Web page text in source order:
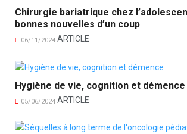
Chirurgie bariatrique chez
bonnes nouvelles d’un coup
06/11/2024 ARTICLE
Hygiène de vie, cognition et démence
05/06/2024 ARTICLE